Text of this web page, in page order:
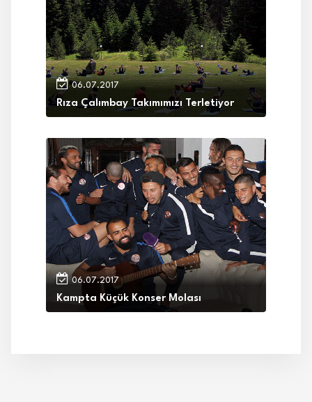
06.07.2017
Rıza Çalımbay Takımımızı Terletiyor
06.07.2017
Kampta Küçük Konser Molası